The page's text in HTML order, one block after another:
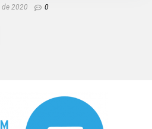
de 2020 0